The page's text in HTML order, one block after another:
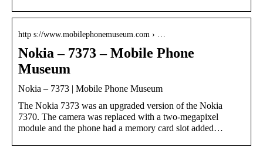
http s://www.mobilephonemuseum.com › …
Nokia – 7373 – Mobile Phone
Museum
Nokia – 7373 | Mobile Phone Museum
The Nokia 7373 was an upgraded version of the Nokia
7370. The camera was replaced with a two-megapixel
module and the phone had a memory card slot added…